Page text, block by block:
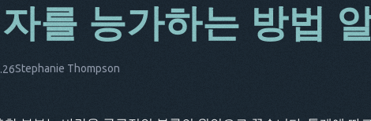
를 능가하는 방법
Stephanie Thompson